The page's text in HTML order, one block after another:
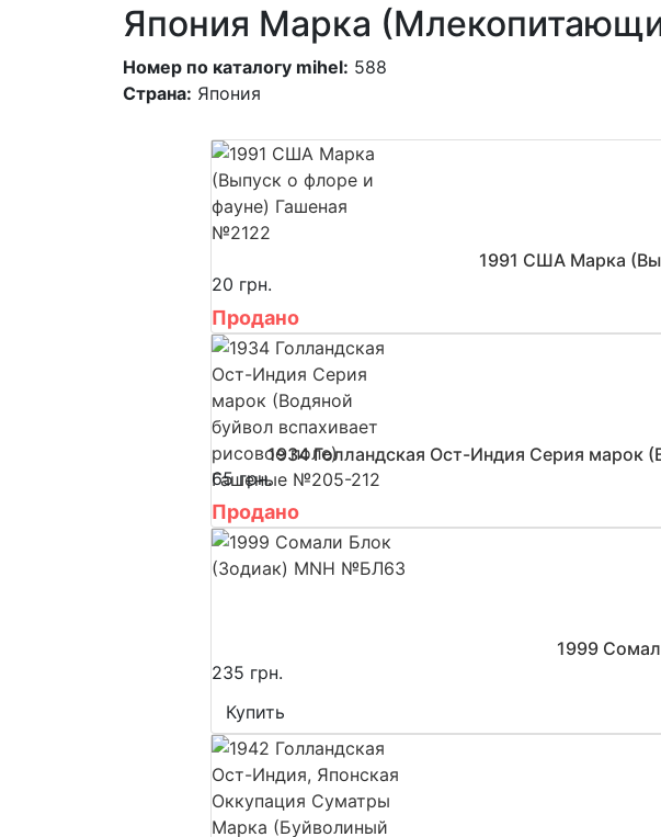
Япония Марка
Номер по каталогу mihel: 588
Страна: Япония
1991 США Марка
20 грн.
Продано
1934 Голландская Ост-Индия Серия марок
65 грн.
Продано
1999
235 грн.
Купить